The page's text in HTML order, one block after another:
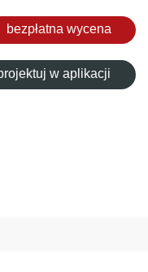
bezpłatna wycena
w aplikacji